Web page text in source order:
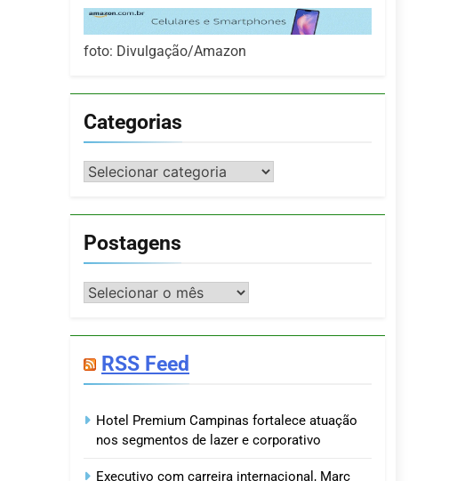
foto: Divulgação/Amazon
Categorias
Categorias
Postagens
Postagens
RSS Feed
Hotel Premium Campinas fortalece atuação
nos segmentos de lazer e corporativo
Executivo com carreira internacional, Marc